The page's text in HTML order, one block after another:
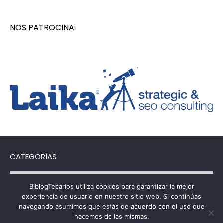
NOS PATROCINA:
CATEGORÍAS
Categorías
BiblogTecarios utiliza cookies para garantizar la mejor
experiencia de usuario en nuestro sitio web. Si continúas
navegando asumimos que estás de acuerdo con el uso que
hacemos de las mismas.